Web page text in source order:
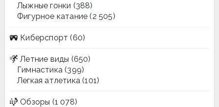
Лыжные гонки (388)
Фигурное катание (2 505)
Киберспорт (60)
Летние виды (650)
Гимнастика (399)
Легкая атлетика (101)
Обзоры (1 078)